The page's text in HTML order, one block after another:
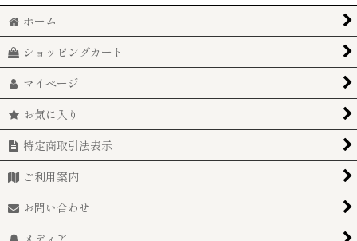
ホーム
ショッピングカート
マイページ
お気に入り
特定商取引法表示
ご利用案内
お問い合わせ